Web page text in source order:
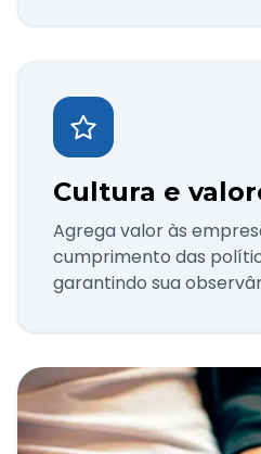
Cultura e
Agrega valor às
cumprimento das
garantindo sua